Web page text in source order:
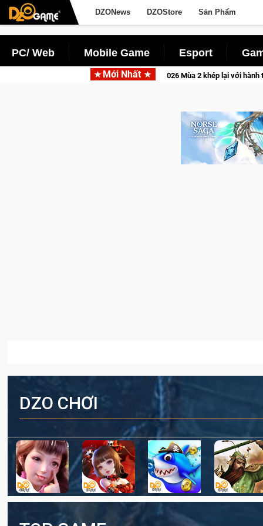
DZONews DZOStore Sản Phẩm
PC/ Web Mobile Game Esport
Mới Nhất
CFVL 2026 Mùa 2 khép lại với hành trình đầy cảm xúc,
DZO CHƠI